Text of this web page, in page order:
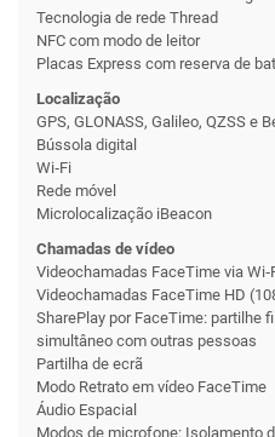
Tecnologia de rede Thread
NFC com modo de leitor
Placas Express com reserva de
Localização
GPS, GLONASS, Galileo, QZSS e
Bússola digital
Wi‑Fi
Rede móvel
Microlocalização iBeacon
Chamadas de vídeo
Video­chamadas FaceTime via
Video­chamadas FaceTime HD
SharePlay por FaceTime: partilhe
simultâneo com outras pessoas
Partilha de ecrã
Modo Retrato em vídeo FaceTime
Áudio Espacial
Modos de microfone: Isolamento